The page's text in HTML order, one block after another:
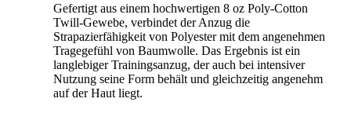
Gefertigt aus einem hochwertigen 8 oz Poly-Cotton
Twill-Gewebe, verbindet der Anzug die
Strapazierfähigkeit von Polyester mit dem angenehmen
Tragegefühl von Baumwolle. Das Ergebnis ist ein
langlebiger Trainingsanzug, der auch bei intensiver
Nutzung seine Form behält und gleichzeitig angenehm
auf der Haut liegt.